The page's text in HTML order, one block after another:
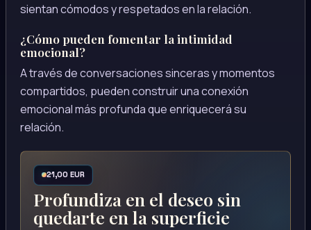
sientan cómodos y respetados en la relación.
¿Cómo pueden fomentar la intimidad
emocional?
A través de conversaciones sinceras y momentos
compartidos, pueden construir una conexión
emocional más profunda que enriquecerá su
relación.
21,00 EUR
Profundiza en el deseo sin
quedarte en la superficie